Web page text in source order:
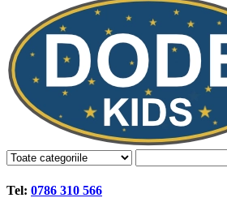
Tel: 0786 310 566